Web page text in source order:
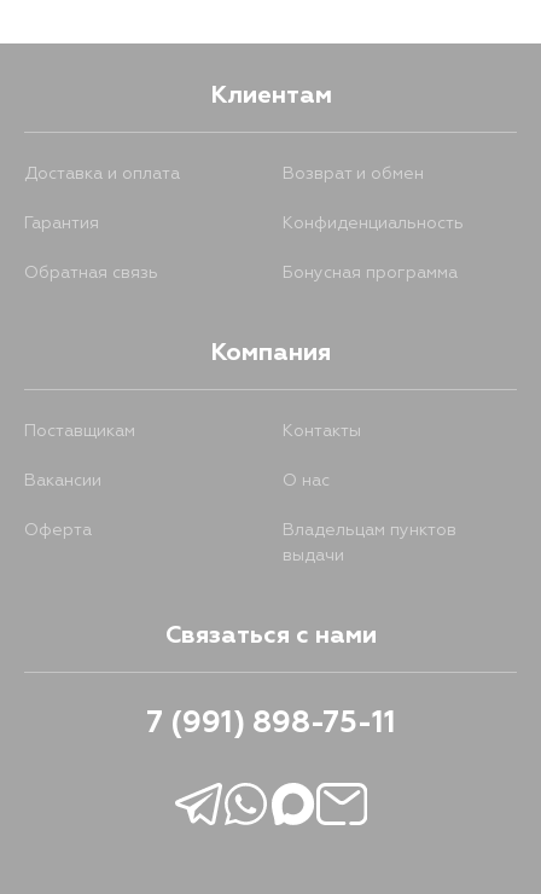
Клиентам
Доставка и оплата Возврат и обмен
Гарантия Конфиденциальность
Обратная связь Бонусная программа
Компания
Поставщикам Контакты
Вакансии О нас
Оферта
Владельцам пунктов
выдачи
Связаться с нами
7 (991) 898-75-11